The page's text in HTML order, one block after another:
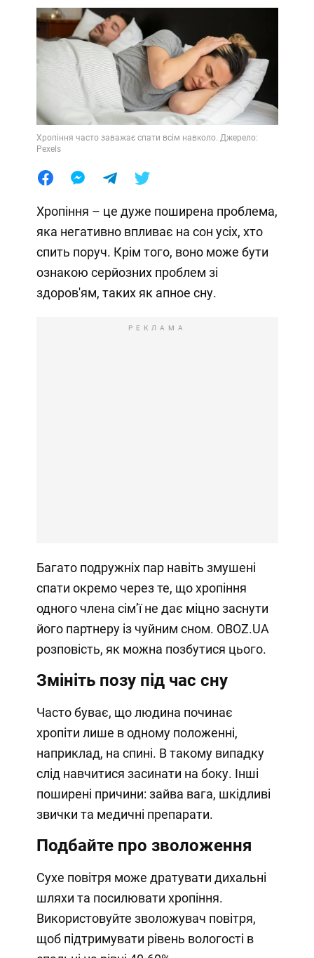
Хропіння часто заважає спати всім навколо. Джерело:
Pexels
Хропіння – це дуже поширена проблема,
яка негативно впливає на сон усіх, хто
спить поруч. Крім того, воно може бути
ознакою серйозних проблем зі
здоров'ям, таких як апное сну.
РЕКЛАМА
Багато подружніх пар навіть змушені
спати окремо через те, що хропіння
одного члена сімʼї не дає міцно заснути
його партнеру із чуйним сном. OBOZ.UA
розповість, як можна позбутися цього.
Змініть позу під час сну
Часто буває, що людина починає
хропіти лише в одному положенні,
наприклад, на спині. В такому випадку
слід навчитися засинати на боку. Інші
поширені причини: зайва вага, шкідливі
звички та медичні препарати.
Подбайте про зволоження
Сухе повітря може дратувати дихальні
шляхи та посилювати хропіння.
Використовуйте зволожувач повітря,
щоб підтримувати рівень вологості в